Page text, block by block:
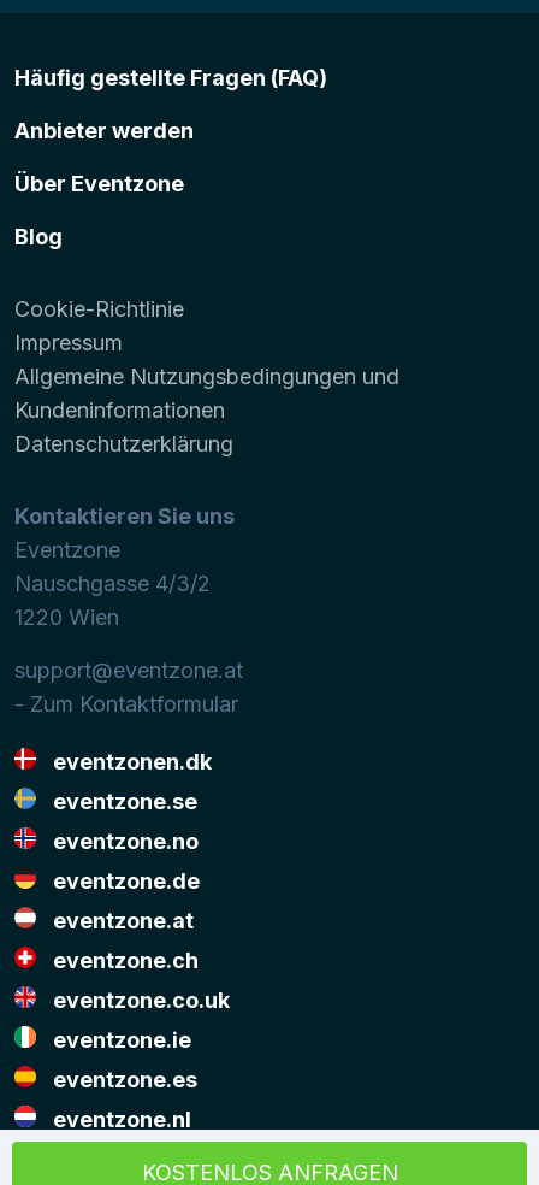
KOSTENLOS ANFRAGEN
Häufig gestellte Fragen (FAQ)
Anbieter werden
Über Eventzone
Blog
Cookie-Richtlinie
Impressum
Allgemeine Nutzungsbedingungen und
Kundeninformationen
Datenschutzerklärung
Kontaktieren Sie uns
Eventzone
Nauschgasse 4/3/2
1220 Wien
support@eventzone.at
- Zum Kontaktformular
eventzonen.dk
eventzone.se
eventzone.no
eventzone.de
eventzone.at
eventzone.ch
eventzone.co.uk
eventzone.ie
eventzone.es
eventzone.nl
© Copyright Eventzone 2026